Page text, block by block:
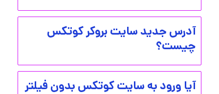
آدرس جدید سایت بروکر کوتکس
چیست؟
آیا ورود به سایت کوتکس بدون فیلتر